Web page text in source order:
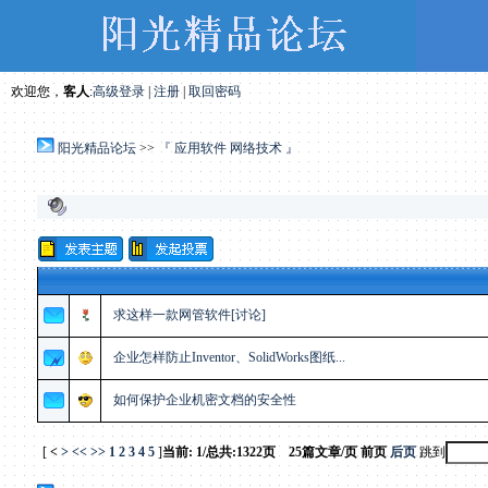
欢迎您， 客人:高级登录 |注册| 取回密码
阳光精品论坛 >> 『 应用软件 网络技术 』
求这样一款网管软件[讨论]
企业怎样防止Inventor、SolidWorks图纸...
如何保护企业机密文档的安全性
[ < > << >> 1 2 3 4 5 ]当前: 1/总共:1322页 25篇文章/页前页 后页跳到